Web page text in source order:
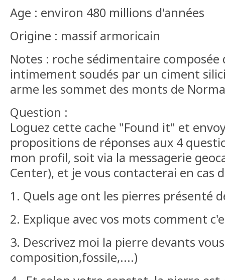
Age : environ 480 millions d'années
Origine : massif armoricain
Notes : roche sédimentaire
intimement soudés par un ciment
arme les sommet des monts de
Question :
Loguez cette cache "Found it" et
propositions de réponses aux 4
mon profil, soit via la messagerie
Center), et je vous contacterai en cas
1. Quels age ont les pierres présenté
2. Explique avec vos mots comment
3. Descrivez moi la pierre devants
composition,fossile,....)